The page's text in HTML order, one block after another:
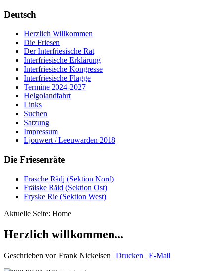
Deutsch
Herzlich Willkommen
Die Friesen
Der Interfriesische Rat
Interfriesische Erklärung
Interfriesische Kongresse
Interfriesische Flagge
Termine 2024-2027
Helgolandfahrt
Links
Suchen
Satzung
Impressum
Ljouwert / Leeuwarden 2018
Die Friesenräte
Frasche Rädj (Sektion Nord)
Fräiske Räid (Sektion Ost)
Fryske Rie (Sektion West)
Aktuelle Seite: Home
Herzlich willkommen...
Geschrieben von Frank Nickelsen | Drucken | E-Mail